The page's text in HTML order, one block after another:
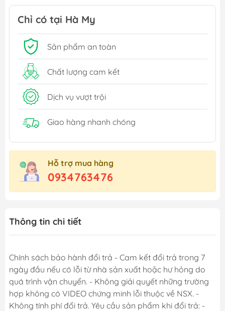
Chỉ có tại Hà My
Sản phẩm an toàn
Chất lượng cam kết
Dịch vụ vượt trội
Giao hàng nhanh chóng
Hỗ trợ mua hàng
0934763476
Thông tin chi tiết
Chính sách bảo hành đổi trả - Cam kết đổi trả trong 7
ngày đầu nếu có lỗi từ nhà sản xuất hoặc hư hỏng do
quá trình vận chuyển. - Không giải quyết những trường
hợp không có VIDEO chứng minh lỗi thuộc về NSX. -
Không tính phí đổi trả. Yêu cầu sản phẩm khi đổi trả: -